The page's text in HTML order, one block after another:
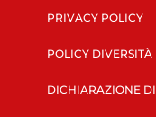
PRIVACY POLICY
POLICY DIVERSITÀ
DICHIARAZIONE DI